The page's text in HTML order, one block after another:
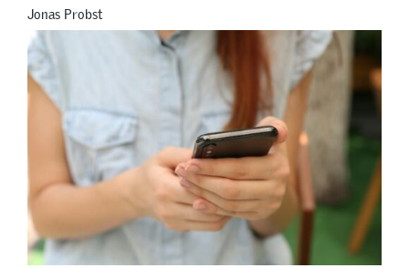
Jonas Probst